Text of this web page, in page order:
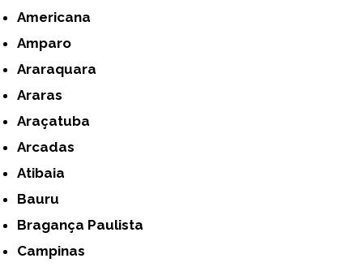
Americana
Amparo
Araraquara
Araras
Araçatuba
Arcadas
Atibaia
Bauru
Bragança Paulista
Campinas